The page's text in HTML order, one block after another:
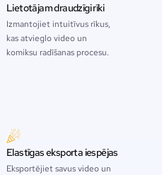
Lietotājam draudzīgi rīki
Izmantojiet intuitīvus rīkus,
kas atvieglo video un
komiksu radīšanas procesu.
Elastīgas eksporta iespējas
Eksportējiet savus video un